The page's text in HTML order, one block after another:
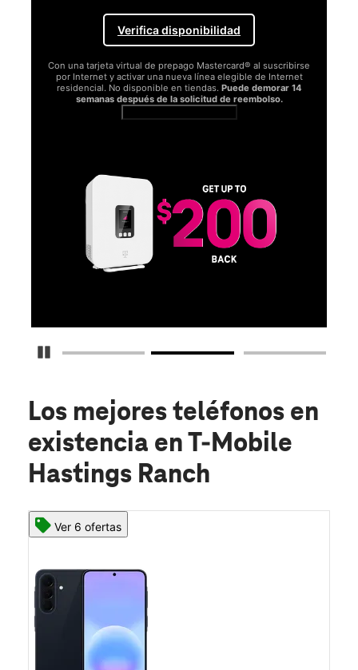
Detener carrusel
Verifica disponibilidad
Con una tarjeta virtual de prepago Mastercard® al suscribirse
por Internet y activar una nueva línea elegible de Internet
residencial. No disponible en tiendas. Puede demorar 14
semanas después de la solicitud de reembolso.
Los mejores teléfonos en
existencia en T-Mobile
Hastings Ranch
Ver 6 ofertas